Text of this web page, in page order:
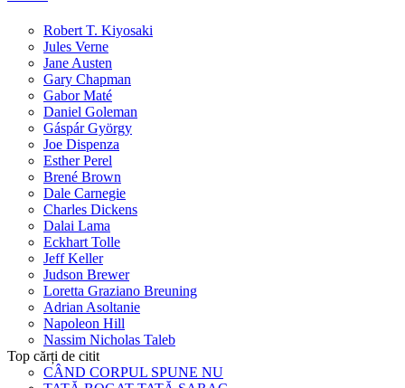
Robert T. Kiyosaki
Jules Verne
Jane Austen
Gary Chapman
Gabor Maté
Daniel Goleman
Gáspár György
Joe Dispenza
Esther Perel
Brené Brown
Dale Carnegie
Charles Dickens
Dalai Lama
Eckhart Tolle
Jeff Keller
Judson Brewer
Loretta Graziano Breuning
Adrian Asoltanie
Napoleon Hill
Nassim Nicholas Taleb
Top cărți de citit
CÂND CORPUL SPUNE NU